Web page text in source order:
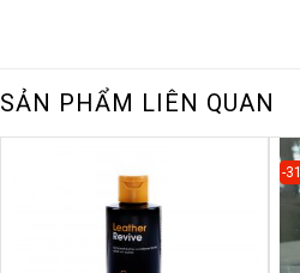
SẢN PHẨM LIÊN QUAN
-